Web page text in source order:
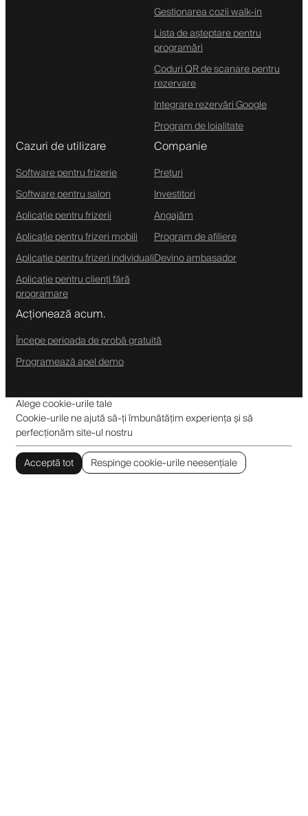
Gestionarea cozii walk-in
Lista de așteptare pentru
programări
Coduri QR de scanare pentru
rezervare
Integrare rezervări Google
Program de loialitate
Cazuri de utilizare
Software pentru frizerie
Software pentru salon
Aplicație pentru frizerii
Aplicație pentru frizeri mobili
Aplicație pentru frizeri individuali
Aplicație pentru clienți fără
programare
Companie
Prețuri
Investitori
Angajăm
Program de afiliere
Devino ambasador
Acționează acum.
Începe perioada de probă gratuită
Programează apel demo
Alege cookie-urile tale
Cookie-urile ne ajută să-ți îmbunătățim experiența și să
perfecționăm site-ul nostru
Acceptă tot
Respinge cookie-urile neesențiale